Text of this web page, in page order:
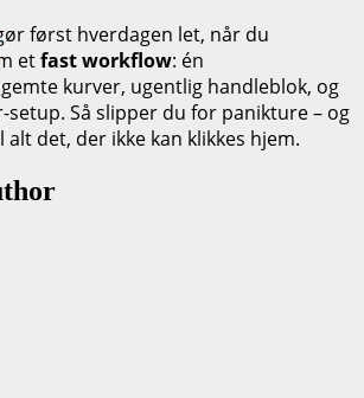
først hverdagen let, når du
etfast workflow: én
kurver, ugentlig handleblok, og
Så slipper du for panikture – og
det, der ikke kan klikkes hjem.